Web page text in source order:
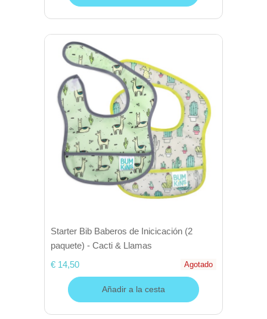
Starter Bib Baberos de Inicicación (2
paquete) - Cacti & Llamas
€ 14,50
Agotado
Añadir a la cesta